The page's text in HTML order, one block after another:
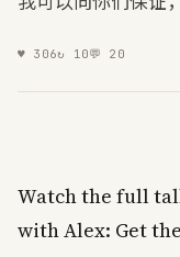
♥ 306↻ 10💬 20
Watchthe full
withAlex: Getthe